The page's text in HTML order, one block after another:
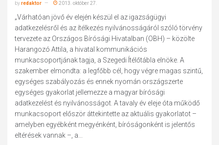
byredaktor 2013. október 27.
„Várhatóan jövő év elején készül el az igazságügyi
adatkezelésről és az ítélkezés nyilvánosságáról szóló törvény
tervezete az Országos Bírósági Hivatalban (OBH) – közölte
Harangozó Attila, a hivatal kommunikációs
munkacsoportjának tagja, a Szegedi Ítélőtábla elnöke. A
szakember elmondta: a legfőbb cél, hogy végre magas szintű,
egységes szabályozás és ennek nyomán országszerte
egységes gyakorlat jellemezze a magyar bírósági
adatkezelést és nyilvánosságot. A tavaly év eleje óta működő
munkacsoport először áttekintette az aktuális gyakorlatot –
amelyben egyébként megyénként, bíróságonként is jelentős
eltérések vannak –, a...